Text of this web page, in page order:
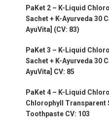
PaKet 2 – K-Liquid
Sachet + K-Ayurveda 30
AyuVita] (CV: 83)
PaKet 3 – K-Liquid
Sachet + K-Ayurveda 30
AyuVita] CV: 85
PaKet 4 – K-Liquid
Chlorophyll Transparent
Toothpaste CV: 103